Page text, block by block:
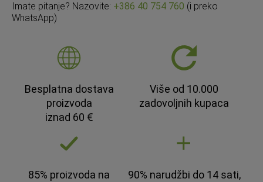
Imate pitanje? Nazovite: +386 40 754 760 (i preko
WhatsApp)
Besplatna dostava
proizvoda
iznad 60 €
Više od 10.000
zadovoljnih kupaca
85% proizvoda na
90% narudžbi do 14 sati,